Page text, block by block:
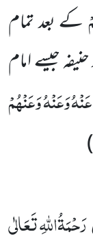
کے بعد تمام
جیسے امام
وَعَنْہُوَعَنْہُمْ
)
رَحْمَۃُاللّٰہِ تَعَالٰی